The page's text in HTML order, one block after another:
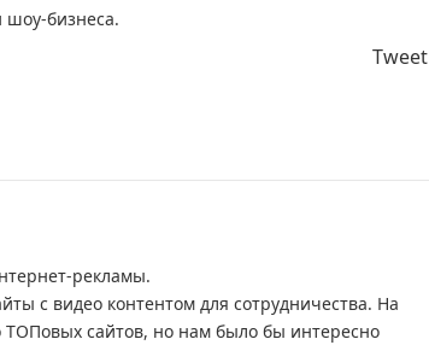
шоу-бизнеса.
Tweet
рекламы.
с видео контентом для сотрудничества. На
сайтов, но нам было бы интересно